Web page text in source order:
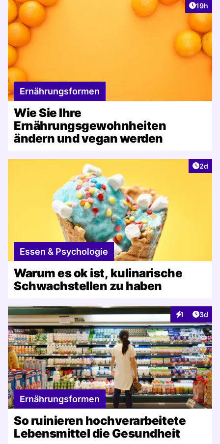
Artikel
19h
Ernährungsformen
Wie Sie Ihre
Ernährungsgewohnheiten
ändern und vegan werden
2d
Essen & Psychologie
Warum es ok ist, kulinarische
Schwachstellen zu haben
1
Interaktionen
3d
Ernährungsformen
So ruinieren hochverarbeitete
Lebensmittel die Gesundheit